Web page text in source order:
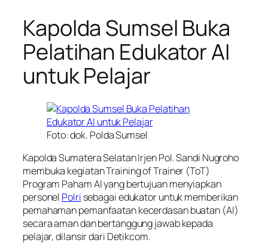
Kapolda Sumsel Buka
Pelatihan Edukator AI
untuk Pelajar
Foto: dok. Polda Sumsel
Kapolda Sumatera Selatan Irjen Pol. Sandi Nugroho
membuka kegiatan Training of Trainer (ToT)
Program Paham AI yang bertujuan menyiapkan
personel Polri sebagai edukator untuk memberikan
pemahaman pemanfaatan kecerdasan buatan (AI)
secara aman dan bertanggung jawab kepada
pelajar, dilansir dari Detikcom.